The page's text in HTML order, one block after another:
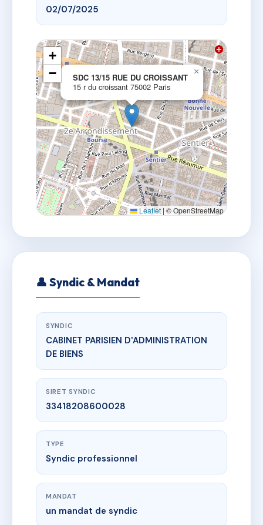
02/07/2025
SDC 13/15 RUE DU CROISSANT
15 r du croissant 75002 Paris
×
+
−
Leaflet | © OpenStreetMap
👤 Syndic & Mandat
SYNDIC
CABINET PARISIEN D'ADMINISTRATION
DE BIENS
SIRET SYNDIC
33418208600028
TYPE
Syndic professionnel
MANDAT
un mandat de syndic